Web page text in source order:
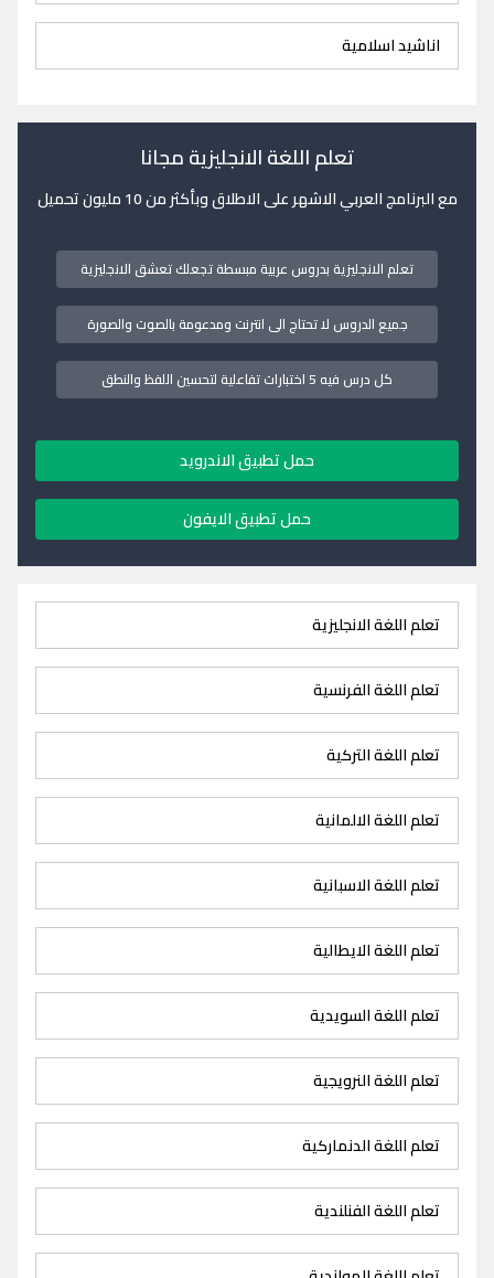
اناشيد اسلامية
تعلم اللغة الانجليزية مجانا
مع البرنامج العربي الاشهر على الاطلاق وبأكثر من 10 مليون تحميل
تعلم الانجليزية بدروس عربية مبسطة تجعلك تعشق الانجليزية
جميع الدروس لا تحتاج الى انترنت ومدعومة بالصوت والصورة
كل درس فيه 5 اختبارات تفاعلية لتحسين اللفظ والنطق
حمل تطبيق الاندرويد
حمل تطبيق الايفون
تعلم اللغة الانجليزية
تعلم اللغة الفرنسية
تعلم اللغة التركية
تعلم اللغة الالمانية
تعلم اللغة الاسبانية
تعلم اللغة الايطالية
تعلم اللغة السويدية
تعلم اللغة النرويجية
تعلم اللغة الدنماركية
تعلم اللغة الفنلندية